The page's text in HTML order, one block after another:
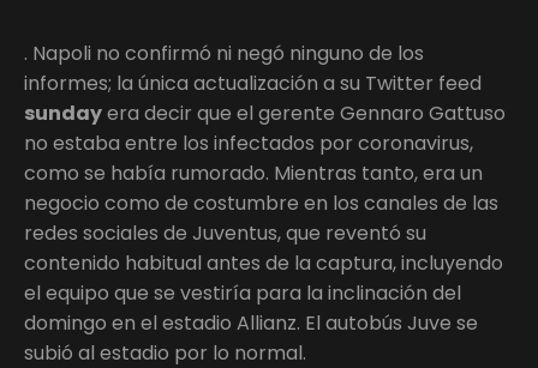
. Napoli no confirmó ni negó ninguno de los
informes; la única actualización a su Twitter feed
sundayera decir que el gerente Gennaro Gattuso
no estaba entre los infectados por coronavirus,
como se había rumorado. Mientras tanto, era un
negocio como de costumbre en los canales de las
redes sociales de Juventus, que reventó su
contenido habitual antes de la captura, incluyendo
el equipo que se vestiría para la inclinación del
domingo en el estadio Allianz. El autobús Juve se
subió al estadio por lo normal.